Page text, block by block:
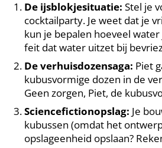
De ijsblokjesituatie: Stel je
cocktailparty. Je weet dat je
kun je bepalen hoeveel
feit dat water uitzet bij
De verhuisdozensaga: Piet
kubusvormige dozen in de
Geen zorgen, Piet, de
Sciencefictionopslag: Je
kubussen (omdat het
opslageenheid opslaan?